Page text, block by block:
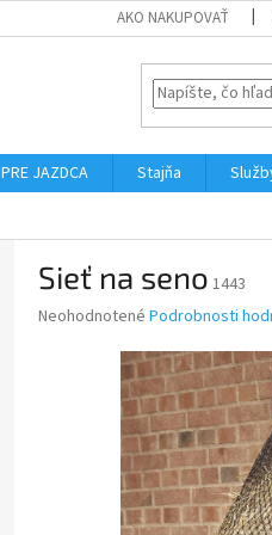
AKO NAKUPOVAŤ
PRE JAZDCA Stajňa
Sieť na seno 1443
Priemerné
hviezdičiek.
Neohodnotené Podrobnosti